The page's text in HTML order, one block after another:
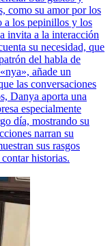
como su amor por los
a los pepinillos y los
invita a la interacción
su necesidad, que
del habla de
añade un
las conversaciones
Danya aporta una
especialmente
día, mostrando su
narran su
sus rasgos
historias.